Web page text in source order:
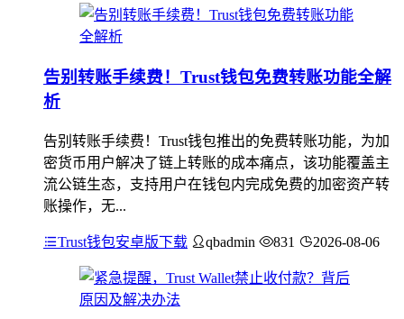
告别转账手续费！Trust钱包免费转账功能全解
析
告别转账手续费！Trust钱包推出的免费转账功能，为加
密货币用户解决了链上转账的成本痛点，该功能覆盖主
流公链生态，支持用户在钱包内完成免费的加密资产转
账操作，无...
Trust钱包安卓版下载 qbadmin 831 2026-08-06